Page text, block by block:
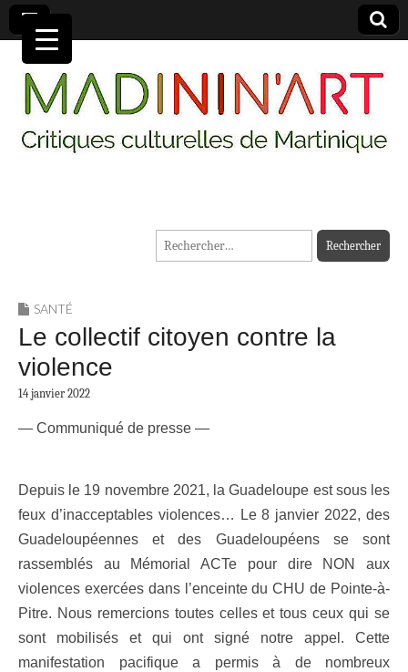
MADININ'ART
Rechercher :
SANTÉ
Le collectif citoyen contre la
violence
14 janvier 2022
— Communiqué de presse —
Depuis le 19 novembre 2021, la Guadeloupe est sous les
feux d’inacceptables violences… Le 8 janvier 2022, des
Guadeloupéennes et des Guadeloupéens se sont
rassemblés au Mémorial ACTe pour dire NON aux
violences exercées dans l’enceinte du CHU de Pointe-à-
Pitre. Nous remercions toutes celles et tous ceux qui se
sont mobilisés et qui ont signé notre appel. Cette
manifestation pacifique a permis à de nombreux